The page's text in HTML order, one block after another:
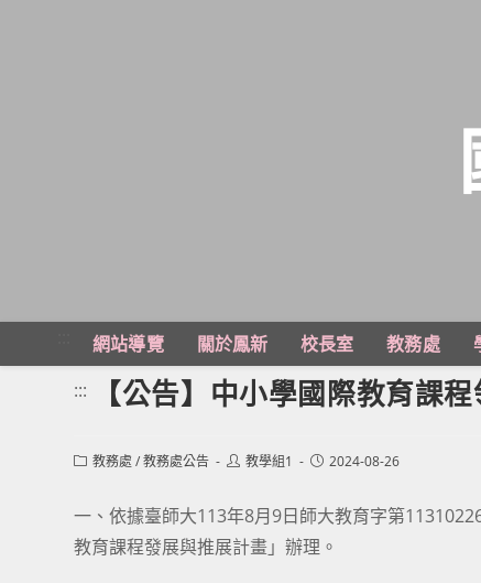
主
網站導覽 關於鳳新 校長室 教務處
::: 【公告】中小學國際教育課
Post教務處 /教務處公告
Post教學組1
Post2024-08-26
一、依據臺師大113年8月9日師大教育字第
教育課程發展與推展計畫」辦理。